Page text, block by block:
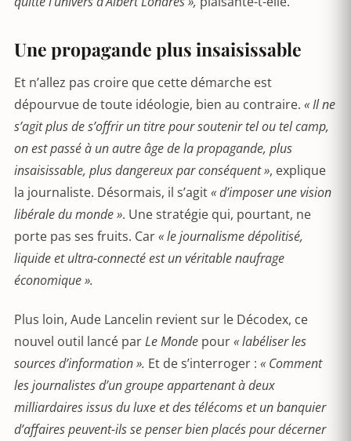
Une propagande plus insaisissable
Et n’allez pas croire que cette démarche est
dépourvue de toute idéologie, bien au contraire. « Il ne
s’agit plus de s’offrir un titre pour soutenir tel ou tel camp,
on est passé à un autre âge de la propagande, plus
insaisissable, plus dangereux par conséquent », explique
la journaliste. Désormais, il s’agit« d’imposer une vision
libérale du monde ». Une stratégie qui, pourtant, ne
porte pas ses fruits. Car« le journalisme dépolitisé,
liquide et ultra-connecté est un véritable naufrage
économique ».
Plus loin, Aude Lancelin revient sur le Décodex, ce
nouvel outil lancé parLe Monde pour« labéliser les
sources d’information ». Et de s’interroger : « Comment
les journalistes d’un groupe appartenant à deux
milliardaires issus du luxe et des télécoms et un banquier
d’affaires peuvent-ils se penser bien placés pour décerner